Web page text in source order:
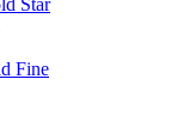
Fine